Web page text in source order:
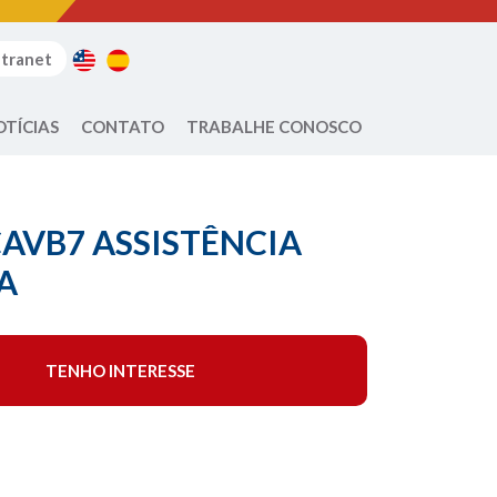
CONTATO TRABALHE CONOSCO
ASSISTÊNCIA
TENHO INTERESSE